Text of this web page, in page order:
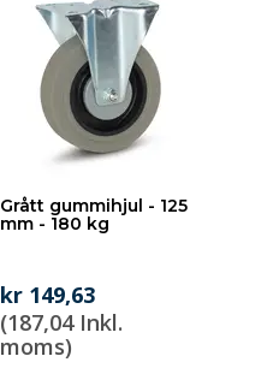
Grått gummihjul - 125
mm - 180 kg
kr 149,63
(187,04 Inkl.
moms)